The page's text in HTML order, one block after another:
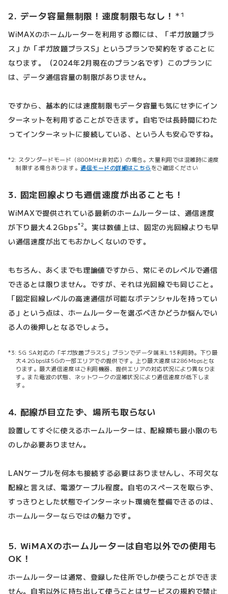
2. データ容量無制限！速度制限もなし！ ＊1
WiMAXのホームルーターを利用する際には、「ギガ放題プラ
ス」か「ギガ放題プラスS」というプランで契約をすることに
なります。（2024年2月現在のプラン名です）このプランに
は、データ通信容量の制限がありません。
ですから、基本的には速度制限もデータ容量も気にせずにイン
ターネットを利用することができます。自宅では長時間にわた
ってインターネットに接続している、という人も安心ですね。
スタンダードモード（800MHz非対応）の場合。大量利用では混雑時に速度
制限する場合あります。通信モードの詳細はこちらをご確認ください
3. 固定回線よりも通信速度が出ることも！
WiMAXで提供されている最新のホームルーターは、通信速度
が下り最大4.2Gbps*2。実は数値上は、固定の光回線よりも早
い通信速度が出てもおかしくないのです。
もちろん、あくまでも理論値ですから、常にそのレベルで通信
できるとは限りません。ですが、それは光回線でも同じこと。
「固定回線レベルの高速通信が可能なポテンシャルを持ってい
る」という点は、ホームルーターを選ぶべきかどうか悩んでい
る人の後押しとなるでしょう。
5G SA対応の「ギガ放題プラスS」プランでデータ端末L13利用時。下り最
大4.2Gbpsは5Gの一部エリアでの提供です。上り最大速度は286Mbpsとな
ります。最大通信速度はご利用機器、提供エリアの対応状況により異なりま
す。また電波の状態、ネットワークの混雑状況により通信速度が低下しま
す。
4. 配線が目立たず、場所も取らない
設置してすぐに使えるホームルーターは、配線類も最小限のも
のしか必要ありません。
LANケーブルを何本も接続する必要はありませんし、不可欠な
配線と言えば、電源ケーブル程度。自宅のスペースを取らず、
すっきりとした状態でインターネット環境を整備できるのは、
ホームルーターならではの魅力です。
5. WiMAXのホームルーターは自宅以外での使用も
OK！
ホームルーターは通常、登録した住所でしか使うことができま
せん。自宅以外に持ち出して使うことはサービスの規約で禁止